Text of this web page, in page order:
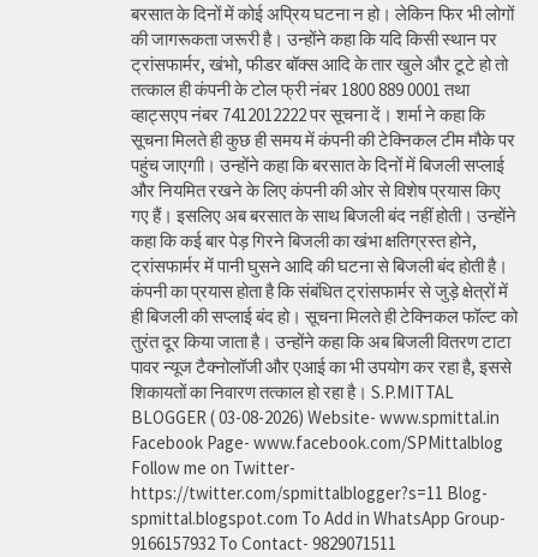
बरसात के दिनों में कोई अप्रिय घटना न हो। लेकिन फिर भी लोगों
की जागरूकता जरूरी है। उन्होंने कहा कि यदि किसी स्थान पर
ट्रांसफार्मर, खंभो, फीडर बॉक्स आदि के तार खुले और टूटे हो तो
तत्काल ही कंपनी के टोल फ्री नंबर 1800 889 0001 तथा
व्हाट्सएप नंबर 7412012222 पर सूचना दें। शर्मा ने कहा कि
सूचना मिलते ही कुछ ही समय में कंपनी की टेक्निकल टीम मौके पर
पहुंच जाएगाी। उन्होंने कहा कि बरसात के दिनों में बिजली सप्लाई
और नियमित रखने के लिए कंपनी की ओर से विशेष प्रयास किए
गए हैं। इसलिए अब बरसात के साथ बिजली बंद नहीं होती। उन्होंने
कहा कि कई बार पेड़ गिरने बिजली का खंभा क्षतिग्रस्त होने,
ट्रांसफार्मर में पानी घुसने आदि की घटना से बिजली बंद होती है।
कंपनी का प्रयास होता है कि संबंधित ट्रांसफार्मर से जुड़े क्षेत्रों में
ही बिजली की सप्लाई बंद हो। सूचना मिलते ही टेक्निकल फॉल्ट को
तुरंत दूर किया जाता है। उन्होंने कहा कि अब बिजली वितरण टाटा
पावर न्यूज टैक्नोलॉजी और एआई का भी उपयोग कर रहा है, इससे
शिकायतों का निवारण तत्काल हो रहा है। S.P.MITTAL
BLOGGER ( 03-08-2026) Website- www.spmittal.in
Facebook Page- www.facebook.com/SPMittalblog
Follow me on Twitter-
https://twitter.com/spmittalblogger?s=11 Blog-
spmittal.blogspot.com To Add in WhatsApp Group-
9166157932 To Contact- 9829071511